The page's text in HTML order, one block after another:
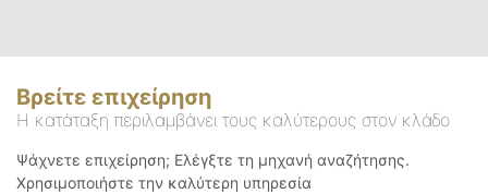
Βρείτε επιχείρηση
Η κατάταξη περιλαμβάνει τους καλύτερους στον κλάδο
Ψάχνετε επιχείρηση; Ελέγξτε τη μηχανή αναζήτησης.
Χρησιμοποιήστε την καλύτερη υπηρεσία